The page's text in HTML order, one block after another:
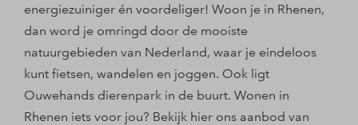
energiezuiniger én voordeliger! Woon je in Rhenen,
dan word je omringd door de mooiste
natuurgebieden van Nederland, waar je eindeloos
kunt fietsen, wandelen en joggen. Ook ligt
Ouwehands dierenpark in de buurt. Wonen in
Rhenen iets voor jou? Bekijk hier ons aanbod van